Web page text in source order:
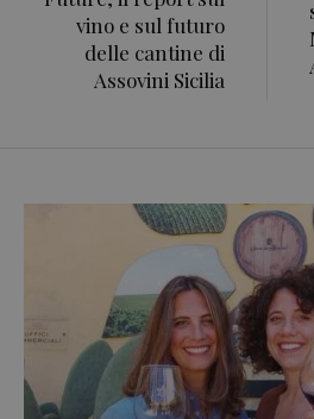
vino e sul futuro
delle cantine di
Assovini Sicilia